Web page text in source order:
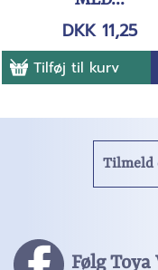
DKK 11,25
Tilføj til kurv
Følg Toya